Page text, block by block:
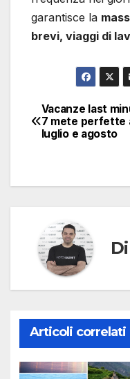
garantisce la
brevi, viaggi di
articoli
Vacanze last
7 mete perfette
luglio e agosto
Di
Articoli correlati